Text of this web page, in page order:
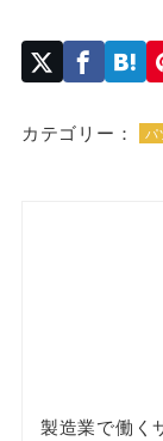
カテゴリー： パ
製造業で働く